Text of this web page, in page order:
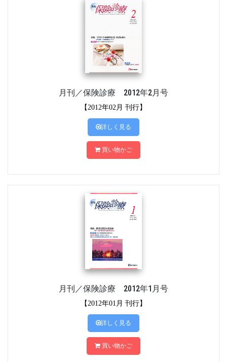
月刊／保険診療 2012年2月号
【2012年02月 刊行】
詳しく見る
買い物かご
月刊／保険診療 2012年1月号
【2012年01月 刊行】
詳しく見る
買い物かご